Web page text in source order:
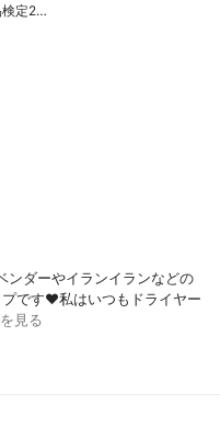
検定2…
ンダーやイランイランなどの
です❤️私はいつもドライヤー
見る